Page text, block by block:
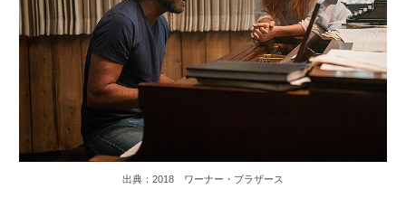
出典：2018 ワーナー・ブラザース